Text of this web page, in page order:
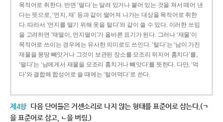
목적어로 취한다. 반면 ‘떨다’는 달려 있거나 붙어 있는 것을 쳐서 떼어 낸
다는 뜻으로, ‘먼지, 재’ 등과 같이 떨어져 나가는 대상을 목적어로 취한
다. 따라서 ‘먼지를 떨기 위해 옷을 털다’와 같이 쓸 수 있다. 이러한 쓰임
을 고려하면 ‘재떨이, 먼지떨이’가 올바른 표기가 된다. 그러나 ‘재물’이
목적어로 쓰이는 경우에는 유사한 의미로도 쓰인다. ‘털다’는 ‘남이 가진
재물을 몽땅 빼앗거나 그것이 보관된 장소를 모조리 뒤지어 훔치다’를,
‘떨다’는 ‘남에게서 재물을 모조리 훔치거나 빼앗다’를 뜻한다. 다만, ‘먹
다’와 결합해 합성어로 쓸 때에는 ‘털어먹다’로 쓴다.
제4항 다음 단어들은 거센소리로 나지 않는 형태를 표준어로 삼는다.(ㄱ
을 표준어로 삼고, ㄴ을 버림.)